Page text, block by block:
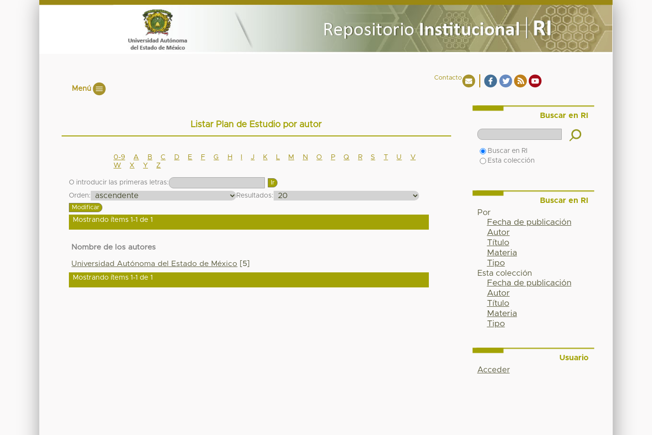
Contacto
Menú
Listar Plan de Estudio por autor
0-9 A B C D E F G H J K M N O P Q R S T U
V
W
X Y Z
O introducir las primeras letras:
Orden:
Resultados:
Mostrando ítems 1-1 de 1
Nombre de los autores
Universidad Autónoma del Estado de México [5]
Mostrando ítems 1-1 de 1
Buscar en RI
Buscar en RI
Esta colección
Buscar en RI
Por
Fecha de publicación
Autor
Título
Materia
Tipo
Esta colección
Fecha de publicación
Autor
Título
Materia
Tipo
Usuario
Acceder